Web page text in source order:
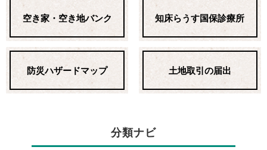
空き家・空き地バンク 知床らうす国保診療所
防災ハザードマップ 土地取引の届出
分類ナビ